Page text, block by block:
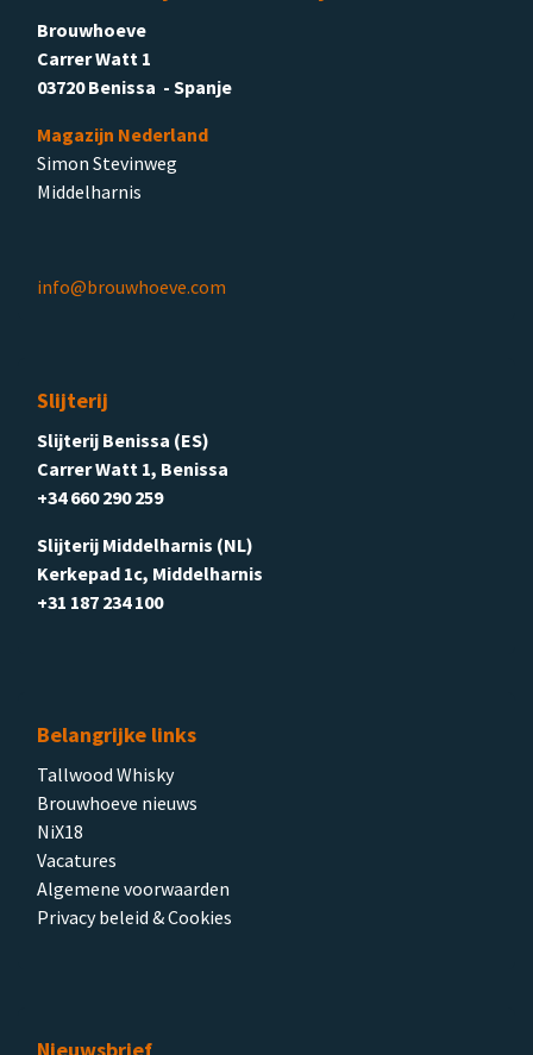
Brouwhoeve
Carrer Watt 1
03720 Benissa - Spanje
Magazijn Nederland
Simon Stevinweg
Middelharnis
info@brouwhoeve.com
Slijterij
Slijterij Benissa (ES)
Carrer Watt 1, Benissa
+34 660 290 259
Slijterij Middelharnis (NL)
Kerkepad 1c, Middelharnis
+31 187 234 100
Belangrijke links
Tallwood Whisky
Brouwhoeve nieuws
NiX18
Vacatures
Algemene voorwaarden
Privacy beleid & Cookies